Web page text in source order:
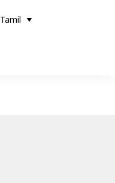
Tamil